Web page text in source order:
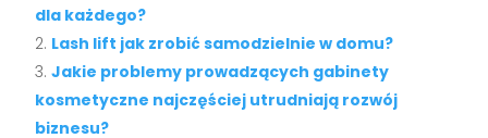
dla każdego?
Lash lift jak zrobić samodzielnie w domu?
Jakie problemy prowadzących gabinety
kosmetyczne najczęściej utrudniają rozwój
biznesu?